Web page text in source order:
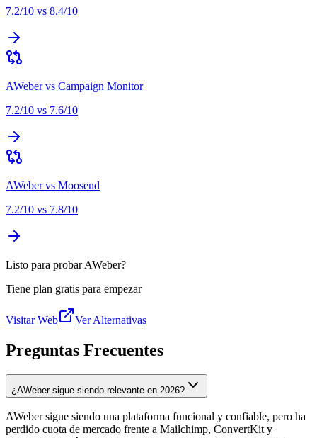
7.2/10 vs 8.4/10
AWebervs Campaign Monitor
7.2/10 vs 7.6/10
AWebervs Moosend
7.2/10 vs 7.8/10
Listo para probar AWeber?
Tiene plan gratis para empezar
Visitar Web Ver Alternativas
Preguntas Frecuentes
¿AWeber sigue siendo relevante en 2026?
AWeber sigue siendo una plataforma funcional y confiable, pero ha
perdido cuota de mercado frente a Mailchimp, ConvertKit y